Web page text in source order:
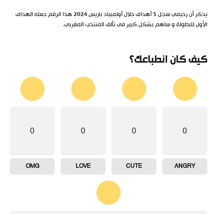
يذكر أن رحيمي سجل 5 أهداف خلال أولمبياد باريس 2024 هذا الرقم جعله الهداف
الأول للبطولة و ساهم بشكل كبير في تألق المنتخب المغربي.
كيف كان انطباعك؟
0
ANGRY
0
CUTE
0
LOVE
0
OMG